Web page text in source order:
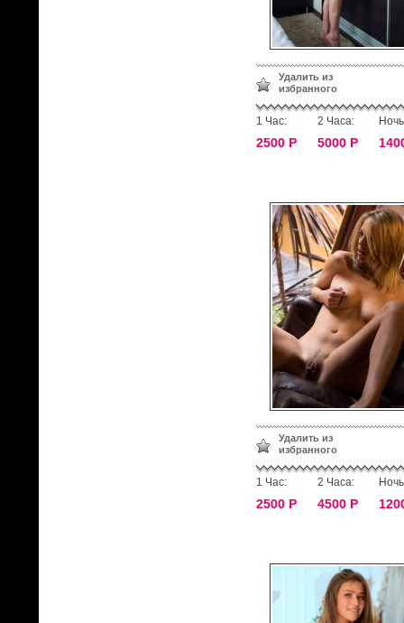
Удалить из
избранного
1 Час:
2500 Р
2 Часа:
5000 Р
Удалить из
избранного
1 Час:
2500 Р
2 Часа:
4500 Р